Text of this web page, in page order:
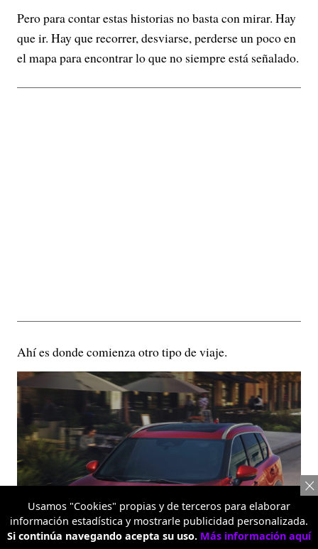
Pero para contar estas historias no basta con mirar. Hay
que ir. Hay que recorrer, desviarse, perderse un poco en
el mapa para encontrar lo que no siempre está señalado.
Ahí es donde comienza otro tipo de viaje.
Usamos "Cookies" propias y de terceros para elaborar
información estadística y mostrarle publicidad personalizada.
Si continúa navegando acepta su uso. Más información aquí